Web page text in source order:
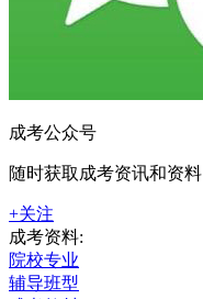
成考公众号
随时获取成考资讯和资料
+关注
成考资料:
院校专业
辅导班型